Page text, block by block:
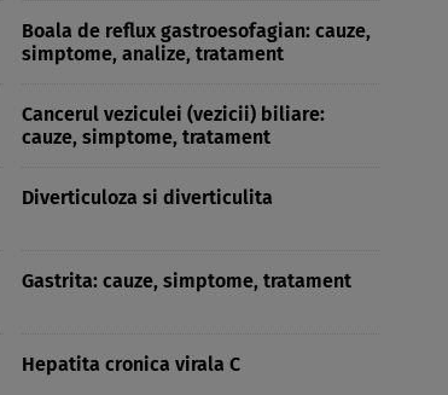
Boala de reflux gastroesofagian: cauze,
simptome, analize, tratament
Cancerul veziculei (vezicii) biliare:
cauze, simptome, tratament
Diverticuloza si diverticulita
Gastrita: cauze, simptome, tratament
Hepatita cronica virala C